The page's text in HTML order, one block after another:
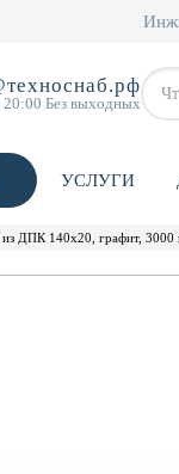
20:00 Без выходных
УСЛУГИ
из ДПК 140х20, графит,